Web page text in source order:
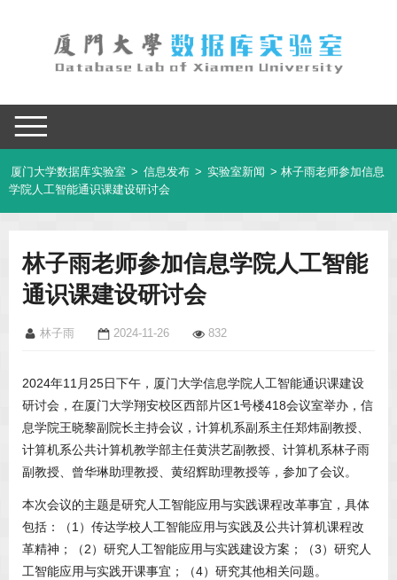
厦门大学数据库实验室 > 信息发布 > 实验室新闻 > 林子雨老师参加信息
学院人工智能通识课建设研讨会
林子雨老师参加信息学院人工智能
通识课建设研讨会
林子雨 2024-11-26 832
2024年11月25日下午，厦门大学信息学院人工智能通识课建设
研讨会，在厦门大学翔安校区西部片区1号楼418会议室举办，信
息学院王晓黎副院长主持会议，计算机系副系主任郑炜副教授、
计算机系公共计算机教学部主任黄洪艺副教授、计算机系林子雨
副教授、曾华琳助理教授、黄绍辉助理教授等，参加了会议。
本次会议的主题是研究人工智能应用与实践课程改革事宜，具体
包括：（1）传达学校人工智能应用与实践及公共计算机课程改
革精神；（2）研究人工智能应用与实践建设方案；（3）研究人
工智能应用与实践开课事宜；（4）研究其他相关问题。